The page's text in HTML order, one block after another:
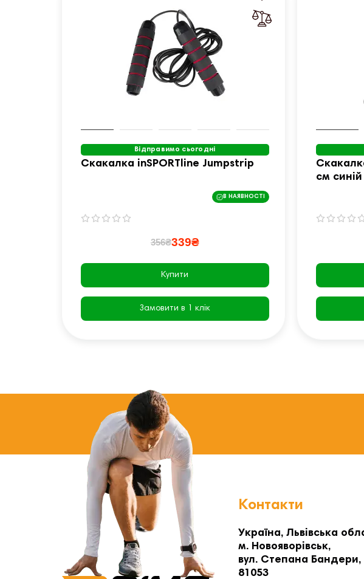
Відправимо сьогодні
Скакалка inSPORTline Jumpstrip
В НАЯВНОСТІ
356₴339₴
Купити
Замовити в 1 клік
см синій
Контакти
Україна, Львівська
м. Новояворівськ,
вул. Степана Бандери,
81053